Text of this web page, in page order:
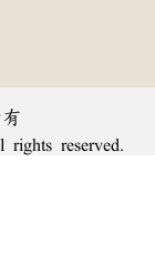
reserved.